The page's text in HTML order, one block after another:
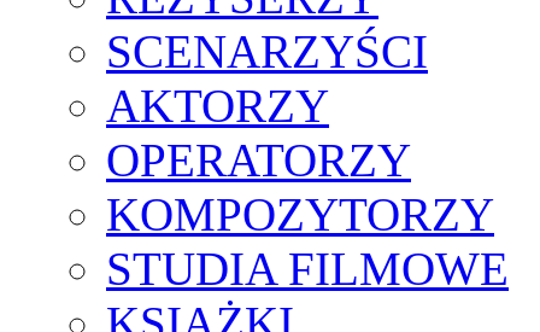
SCENARZYŚCI
AKTORZY
OPERATORZY
KOMPOZYTORZY
STUDIA FILMOWE